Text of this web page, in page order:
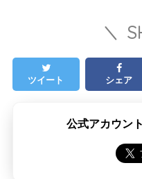
ツイート シェア
公式アカウン